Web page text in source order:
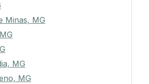
Minas, MG
MG
MG